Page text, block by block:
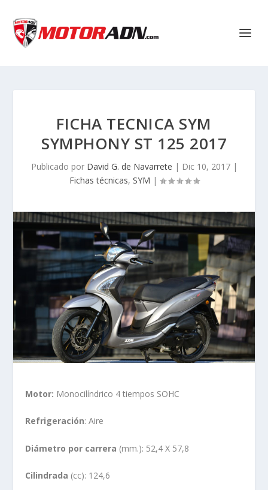
FICHA TECNICA SYM
SYMPHONY ST 125 2017
Publicado por David G. de Navarrete | Dic 10, 2017|
Fichas técnicas, SYM |
Motor: Monocilíndrico 4 tiempos SOHC
Refrigeración: Aire
Diámetro por carrera (mm.): 52,4 X 57,8
Cilindrada (cc): 124,6